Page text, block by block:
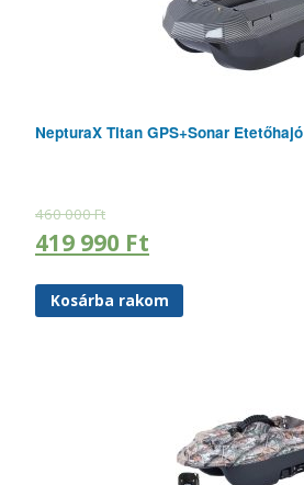
NepturaX Titan GPS+Sonar Etetőhajó
460 000Ft
419 990 Ft
Kosárba rakom